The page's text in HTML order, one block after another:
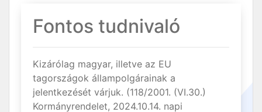
Fontos tudnivaló
Kizárólag magyar, illetve az EU
tagországok állampolgárainak a
jelentkezését várjuk. (118/2001. (VI.30.)
Kormányrendelet, 2024.10.14. napi